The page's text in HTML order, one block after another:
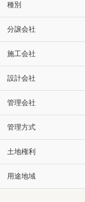
種別
分譲会社
施工会社
設計会社
管理会社
管理方式
土地権利
用途地域